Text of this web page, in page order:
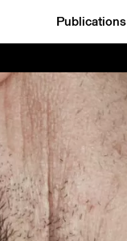
Publications